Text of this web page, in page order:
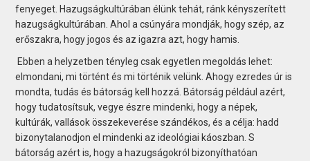
fenyeget. Hazugságkultúrában élünk tehát, ránk kényszerített
hazugságkultúrában. Ahol a csúnyára mondják, hogy szép, az
erőszakra, hogy jogos és az igazra azt, hogy hamis.
Ebben a helyzetben tényleg csak egyetlen megoldás lehet:
elmondani, mi történt és mi történik velünk. Ahogy ezredes úr is
mondta, tudás és bátorság kell hozzá. Bátorság például azért,
hogy tudatosítsuk, vegye észre mindenki, hogy a népek,
kultúrák, vallások összekeverése szándékos, és a célja: hadd
bizonytalanodjon el mindenki az ideológiai káoszban. S
bátorság azért is, hogy a hazugságokról bizonyíthatóan